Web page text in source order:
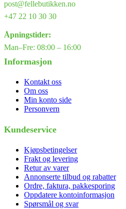
post@fellebutikken.no
+47 22 10 30 30
Åpningstider:
Man–Fre: 08:00 – 16:00
Informasjon
Kontakt oss
Om oss
Min konto side
Personvern
Kundeservice
Kjøpsbetingelser
Frakt og levering
Retur av varer
Annonserte tilbud og rabatter
Ordre, faktura, pakkesporing
Oppdatere kontoinformasjon
Spørsmål og svar